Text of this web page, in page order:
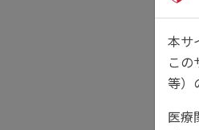
本サ
この
等）
医療